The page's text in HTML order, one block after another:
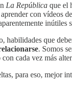
La República que el
con vídeos
que
. Somos
cada vez más
para eso, mejor